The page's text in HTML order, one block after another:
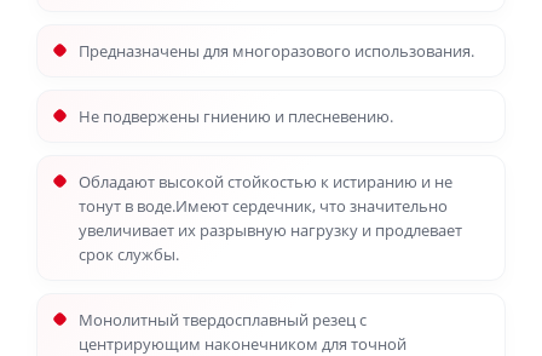
Предназначены для многоразового использования.
Не подвержены гниению и плесневению.
Обладают высокой стойкостью к истиранию и не
тонут в воде.Имеют сердечник, что значительно
увеличивает их разрывную нагрузку и продлевает
срок службы.
Монолитный твердосплавный резец с
центрирующим наконечником для точной